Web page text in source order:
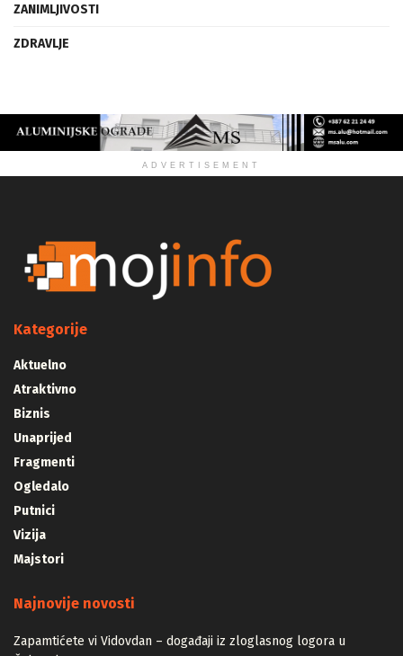
ZANIMLJIVOSTI
ZDRAVLJE
ADVERTISEMENT
Kategorije
Aktuelno
Atraktivno
Biznis
Unaprijed
Fragmenti
Ogledalo
Putnici
Vizija
Majstori
Najnovije novosti
Zapamtićete vi Vidovdan – događaji iz zloglasnog logora u